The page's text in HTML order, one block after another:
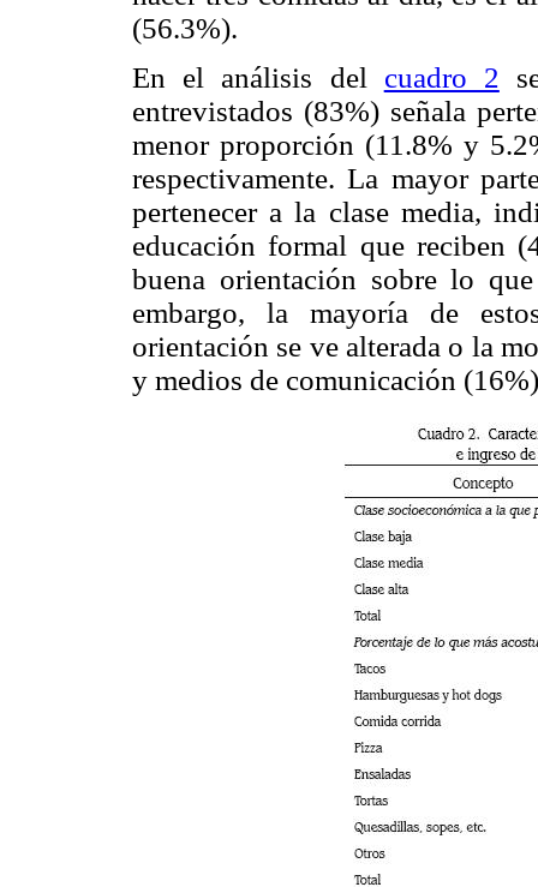
(56.3%).
En el análisis del cuadro 2
entrevistados (83%) señala
menor proporción (11.8% y
respectivamente. La mayor
pertenecer a la clase media,
educación formal que reciben
buena orientación sobre lo
embargo, la mayoría de
orientación se ve alterada o la
y medios de comunicación